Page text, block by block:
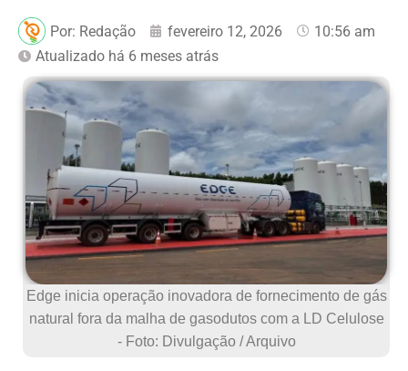
Por: Redação fevereiro 12, 2026
10:56 am
Atualizado há 6 meses atrás
Edge inicia operação inovadora de fornecimento de gás
natural fora da malha de gasodutos com a LD Celulose
- Foto: Divulgação / Arquivo